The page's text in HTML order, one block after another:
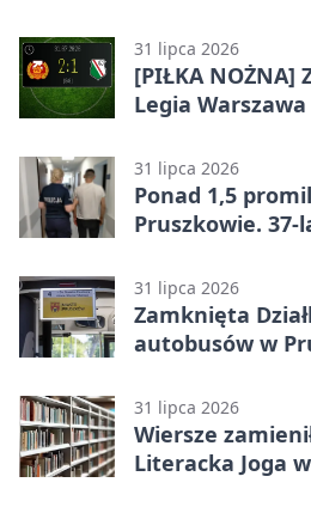
31 lipca 2026
[PIŁKA NOŻNA]
Legia
minucie
31 lipca 2026
Ponad 1,5
Pruszkowie.
31 lipca 2026
Zamknięta
autobusów w
31 lipca 2026
Wiersze
Literacka Joga